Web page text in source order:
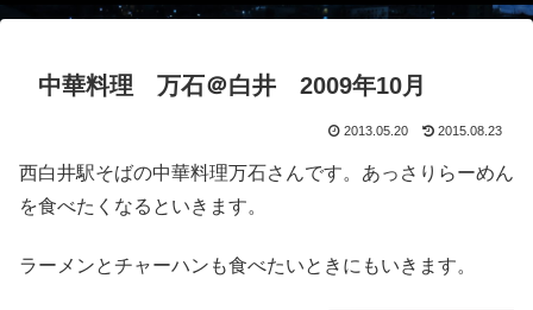
中華料理 万石＠白井 2009年10月
2013.05.20 2015.08.23
西白井駅そばの中華料理万石さんです。あっさりらーめん
を食べたくなるといきます。
ラーメンとチャーハンも食べたいときにもいきます。